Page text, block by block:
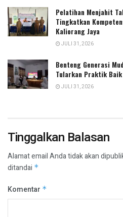
Pelatihan Menjahit
Tingkatkan
Kaliorang Jaya
JULI 31, 2026
Benteng Generasi
Tularkan Praktik
JULI 31, 2026
Tinggalkan Balasan
Alamat email Anda tidak akan
ditandai *
Komentar *